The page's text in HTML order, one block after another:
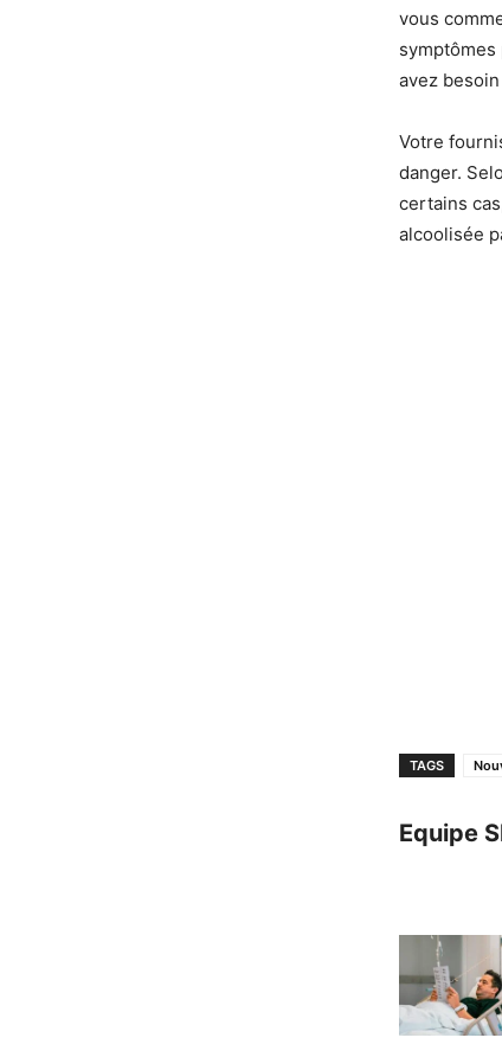
vous
symptômes
avez
Votre
danger.
certains
alcoolisée
TAGS
Equipe